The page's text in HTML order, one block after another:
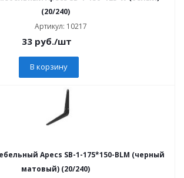
(20/240)
Артикул: 10217
33руб./шт
В корзину
Apecs SB-1-175*150-BLM (черный
матовый) (20/240)